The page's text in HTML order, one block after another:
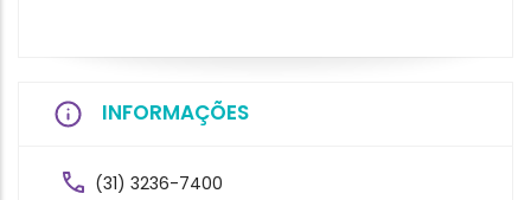
INFORMAÇÕES
(31) 3236-7400